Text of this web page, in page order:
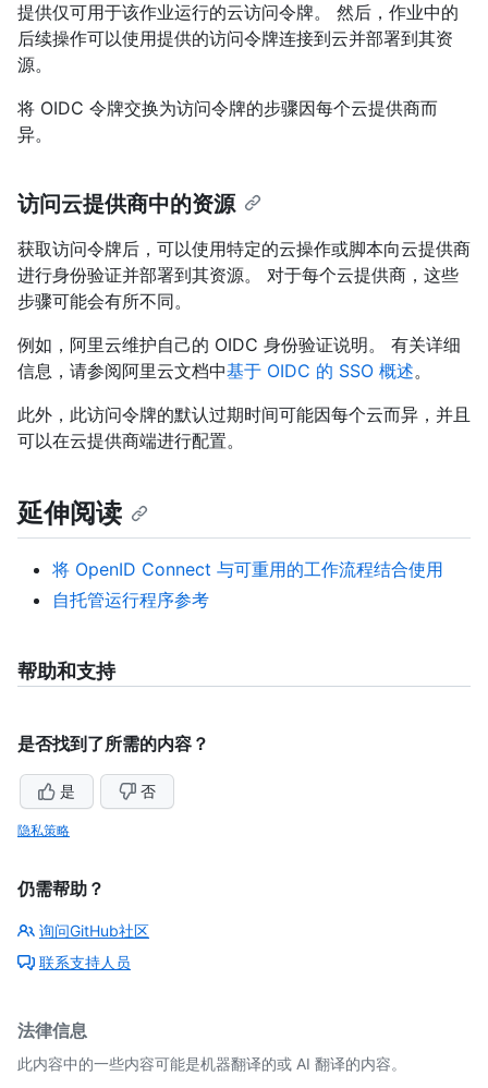
提供仅可用于该作业运行的云访问令牌。 然后，作业中的
后续操作可以使用提供的访问令牌连接到云并部署到其资
源。
将 OIDC 令牌交换为访问令牌的步骤因每个云提供商而
异。
访问云提供商中的资源
获取访问令牌后，可以使用特定的云操作或脚本向云提供商
进行身份验证并部署到其资源。 对于每个云提供商，这些
步骤可能会有所不同。
例如，阿里云维护自己的 OIDC 身份验证说明。 有关详细
信息，请参阅阿里云文档中基于 OIDC 的 SSO 概述。
此外，此访问令牌的默认过期时间可能因每个云而异，并且
可以在云提供商端进行配置。
延伸阅读
将 OpenID Connect 与可重用的工作流程结合使用
自托管运行程序参考
帮助和支持
是否找到了所需的内容？
是 否
隐私策略
仍需帮助？
询问GitHub社区
联系支持人员
法律信息
此内容中的一些内容可能是机器翻译的或 AI 翻译的内容。